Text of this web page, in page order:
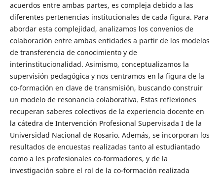
acuerdos entre ambas partes, es compleja debido a las
diferentes pertenencias institucionales de cada figura. Para
abordar esta complejidad, analizamos los convenios de
colaboración entre ambas entidades a partir de los modelos
de transferencia de conocimiento y de
interinstitucionalidad. Asimismo, conceptualizamos la
supervisión pedagógica y nos centramos en la figura de la
co-formación en clave de transmisión, buscando construir
un modelo de resonancia colaborativa. Estas reflexiones
recuperan saberes colectivos de la experiencia docente en
la cátedra de Intervención Profesional Supervisada I de la
Universidad Nacional de Rosario. Además, se incorporan los
resultados de encuestas realizadas tanto al estudiantado
como a les profesionales co-formadores, y de la
investigación sobre el rol de la co-formación realizada